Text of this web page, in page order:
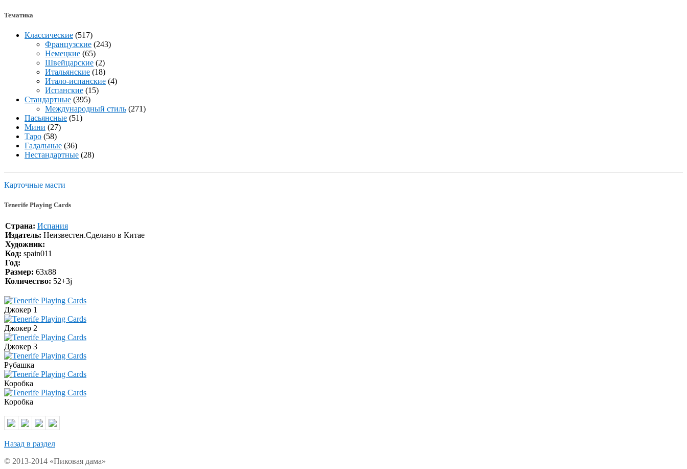
Тематика
Классические (517)
Французские (243)
Немецкие (65)
Швейцарские (2)
Итальянские (18)
Итало-испанские (4)
Испанские (15)
Стандартные (395)
Международный стиль (271)
Пасьянсные (51)
Мини (27)
Таро (58)
Гадальные (36)
Нестандартные (28)
Карточные масти
Tenerife Playing Cards
Страна: Испания
Издатель: Неизвестен.Сделано в Китае
Художник:
Код: spain011
Год:
Размер: 63x88
Количество: 52+3j
Джокер 1
Джокер 2
Джокер 3
Рубашка
Коробка
Коробка
Назад в раздел
© 2013-2014 «Пиковая дама»